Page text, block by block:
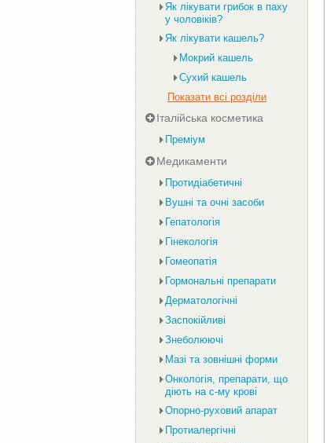
Як лікувати грибок в паху
у чоловіків?
Як лікувати кашель?
Мокрий кашель
Сухий кашель
Показати всі розділи
Італійська косметика
Преміум
Медикаменти
Протидіабетичні
Вушні та очні засоби
Гепатологія
Гінекологія
Гомеопатія
Гормональні препарати
Дерматологічні
Заспокійливі
Знеболюючі
Мазі та зовнішні форми
Онкологія, препарати, що
діють на с-му крові
Опорно-руховий апарат
Протиалергічні